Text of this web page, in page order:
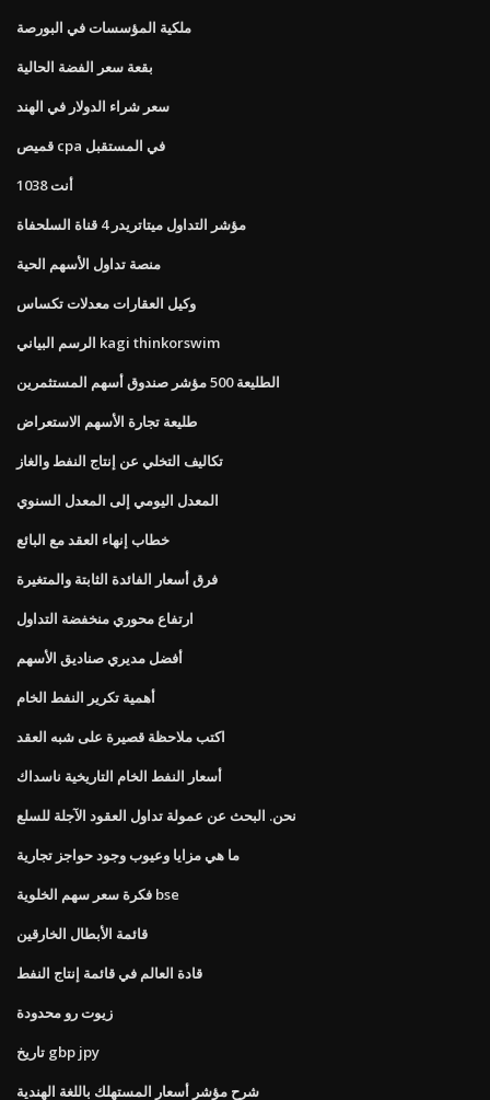
ملكية المؤسسات في البورصة
بقعة سعر الفضة الحالية
سعر شراء الدولار في الهند
قميص cpa في المستقبل
أنت 1038
مؤشر التداول ميتاتريدر 4 قناة السلحفاة
منصة تداول الأسهم الحية
وكيل العقارات معدلات تكساس
الرسم البياني kagi thinkorswim
الطليعة 500 مؤشر صندوق أسهم المستثمرين
طليعة تجارة الأسهم الاستعراض
تكاليف التخلي عن إنتاج النفط والغاز
المعدل اليومي إلى المعدل السنوي
خطاب إنهاء العقد مع البائع
فرق أسعار الفائدة الثابتة والمتغيرة
ارتفاع محوري منخفضة التداول
أفضل مديري صناديق الأسهم
أهمية تكرير النفط الخام
اكتب ملاحظة قصيرة على شبه العقد
أسعار النفط الخام التاريخية ناسداك
نحن. البحث عن عمولة تداول العقود الآجلة للسلع
ما هي مزايا وعيوب وجود حواجز تجارية
فكرة سعر سهم الخلوية bse
قائمة الأبطال الخارقين
قادة العالم في قائمة إنتاج النفط
زيوت رو محدودة
تاريخ gbp jpy
شرح مؤشر أسعار المستهلك باللغة الهندية